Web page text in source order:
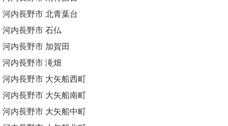
河内長野市 北青葉台
河内長野市 石仏
河内長野市 加賀田
河内長野市 滝畑
河内長野市 大矢船西町
河内長野市 大矢船南町
河内長野市 大矢船中町